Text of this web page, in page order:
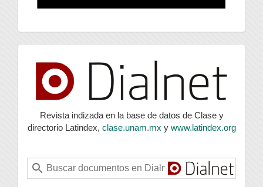
index
Revista indizada en la base de datos de Clase y
directorio Latindex, clase.unam.mx y www.latindex.org